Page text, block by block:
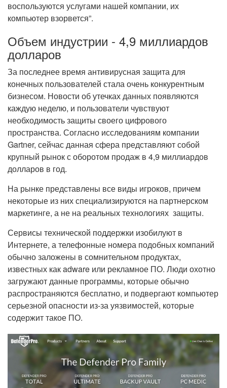
воспользуются услугами нашей компании, их
компьютер взорвется”.
Объем индустрии - 4,9 миллиардов
долларов
За последнее время антивирусная защита для
конечных пользователей стала очень конкурентным
бизнесом. Новости об утечках данных появляются
каждую неделю, и пользователи чувствуют
необходимость защиты своего цифрового
пространства. Согласно исследованиям компании
Gartner, сейчас данная сфера представляют собой
крупный рынок с оборотом продаж в 4,9 миллиардов
долларов в год.
На рынке представлены все виды игроков, причем
некоторые из них специализируются на партнерском
маркетинге, а не на реальных технологиях защиты.
Сервисы технической поддержки изобилуют в
Интернете, а телефонные номера подобных компаний
обычно заложены в сомнительном продуктах,
известных как adware или рекламное ПО. Люди охотно
загружают данные программы, которые обычно
распространяются бесплатно, и подвергают компьютер
серьезной опасности из-за уязвимостей, которые
содержит такое ПО.